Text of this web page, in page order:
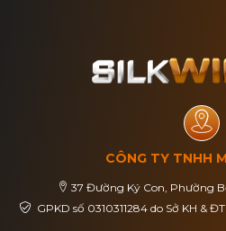
CÔNG TY TNHH
37 Đường Ký Con, Phường
GPKD số 0310311284 do Sở KH &